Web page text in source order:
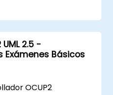
2.5 -
Exámenes Básicos
OCUP2